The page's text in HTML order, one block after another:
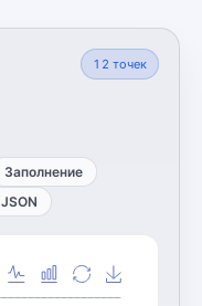
12 точек
Заполнение
JSON